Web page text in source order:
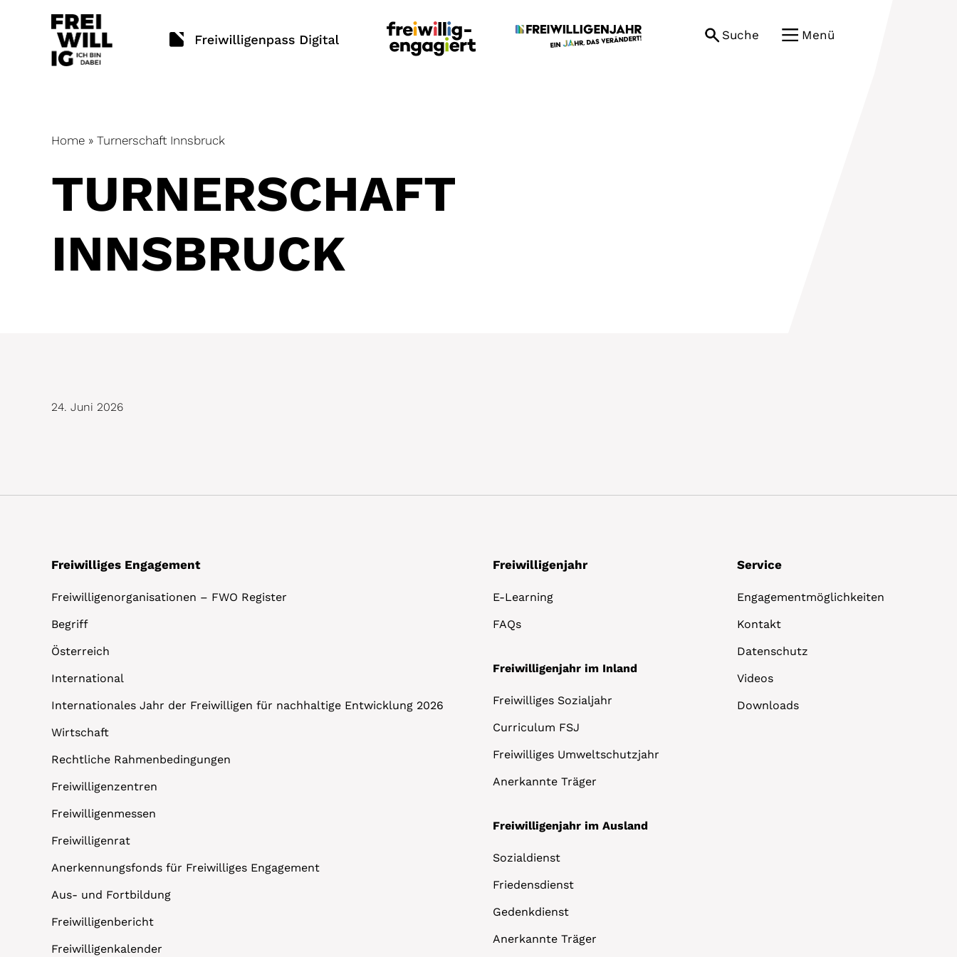
Suche Menü
Home » Turnerschaft Innsbruck
TURNERSCHAFT
INNSBRUCK
24. Juni 2026
Freiwilliges Engagement
Freiwilligenorganisationen – FWO Register
Begriff
Österreich
International
Internationales Jahr der Freiwilligen für nachhaltige Entwicklung 2026
Wirtschaft
Rechtliche Rahmenbedingungen
Freiwilligenzentren
Freiwilligenmessen
Freiwilligenrat
Anerkennungsfonds für Freiwilliges Engagement
Aus- und Fortbildung
Freiwilligenbericht
Freiwilligenkalender
Freiwilligenjahr
E-Learning
FAQs
Freiwilligenjahr im Inland
Freiwilliges Sozialjahr
Curriculum FSJ
Freiwilliges Umweltschutzjahr
Anerkannte Träger
Freiwilligenjahr im Ausland
Sozialdienst
Friedensdienst
Gedenkdienst
Anerkannte Träger
Service
Engagementmöglichkeiten
Kontakt
Datenschutz
Videos
Downloads